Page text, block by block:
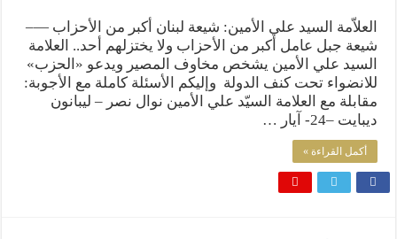
العلاّمة السيد علي الأمين: شيعة لبنان أكبر من الأحزاب —–
شيعة جبل عامل أكبر من الأحزاب ولا يختزلهم أحد.. العلامة
السيد علي الأمين يشخص مخاوف المصير ويدعو «الحزب»
للانضواء تحت كنف الدولة وإليكم الأسئلة كاملة مع الأجوبة:
مقابلة مع العلامة السيّد علي الأمين نوال نصر – ليبانون
ديبايت –24- آيار …
أكمل القراءة »